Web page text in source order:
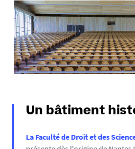
Un bâtiment
La Faculté de Droit et des